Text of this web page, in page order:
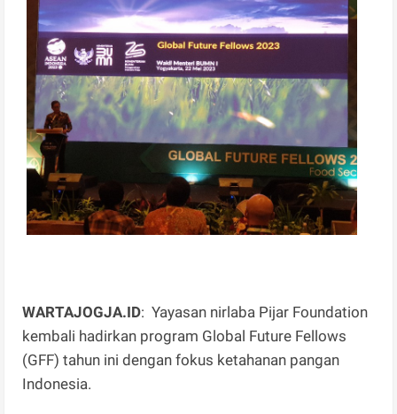
WARTAJOGJA.ID: Yayasan nirlaba Pijar Foundation
kembali hadirkan program Global Future Fellows
(GFF) tahun ini dengan fokus ketahanan pangan
Indonesia.